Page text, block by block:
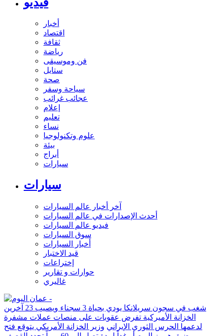
أخبار
اقتصاد
ثقافة
رياضة
فن وموسيقى
ستايل
صحة
سياحة وسفر
عجائب غرائب
إعلام
تعليم
نساء
علوم وتكنولوجيا
بيئة
أبراج
سيارات
سيارات
آخر أخبار عالم السيارات
أحدث الإصدارات في عالم السيارات
فيديو عالم السيارات
سوق السيارات
أخبار السيارات
قيد الاختبار
إختراعات
حوارات و تقارير
غاليري
شغب في سجون سريلانكا يودي بحياة 3 سجناء ويصيب 23 آخرين
الخزانة الأميركية تفرض عقوبات على منصات عملات مشفرة
لدعمها الحرس الثوري الإيراني وزير الخزانة الأمريكي يتوقع فتح